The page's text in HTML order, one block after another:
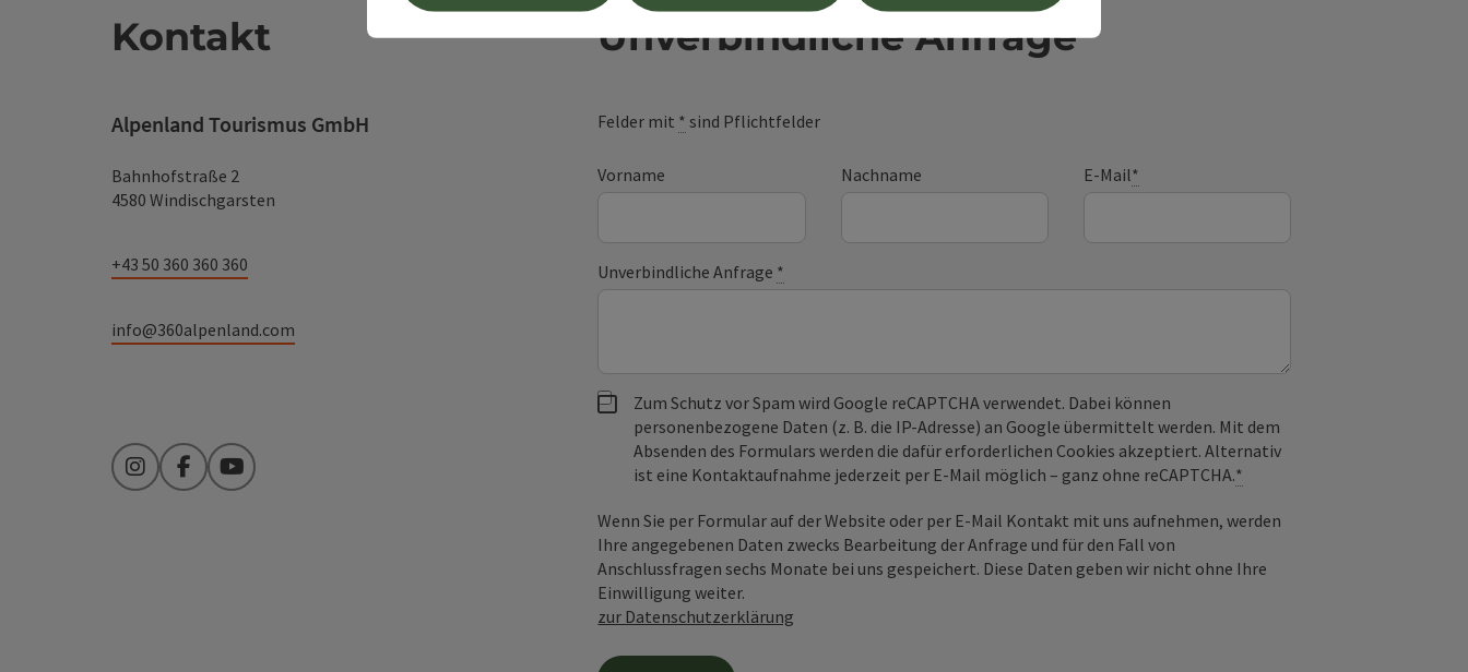
Kontakt
Alpenland Tourismus GmbH
Bahnhofstraße 2
4580 Windischgarsten
+43 50 360 360 360
info@360alpenland.com
InstagramFacebookYouTube
Unverbindliche Anfrage
Felder mit * sind Pflichtfelder
Vorname Nachname E-Mail*
Unverbindliche Anfrage *
Zum Schutz vor Spam wird Google reCAPTCHA verwendet. Dabei können
personenbezogene Daten (z. B. die IP-Adresse) an Google übermittelt werden. Mit dem
Absenden des Formulars werden die dafür erforderlichen Cookies akzeptiert. Alternativ
ist eine Kontaktaufnahme jederzeit per E-Mail möglich – ganz ohne reCAPTCHA.*
Wenn Sie per Formular auf der Website oder per E-Mail Kontakt mit uns aufnehmen, werden
Ihre angegebenen Daten zwecks Bearbeitung der Anfrage und für den Fall von
Anschlussfragen sechs Monate bei uns gespeichert. Diese Daten geben wir nicht ohne Ihre
Einwilligung weiter.
zur Datenschutzerklärung